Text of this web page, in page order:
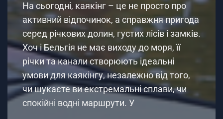
На сьогодні, каякінг – це не просто про
активний відпочинок, а справжня пригода
серед річкових долин, густих лісів і замків.
Хоч і Бельгія не має виходу до моря, її
річки та канали створюють ідеальні
умови для каякінгу, незалежно від того,
чи шукаєте ви екстремальні сплави, чи
спокійні водні маршрути. У